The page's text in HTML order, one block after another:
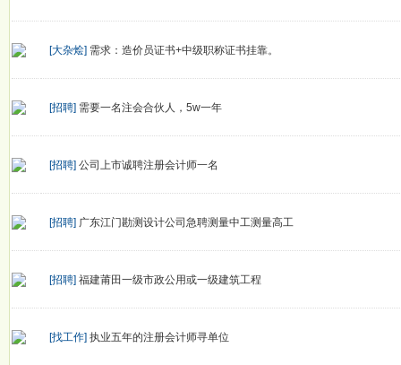
[大杂烩] 需求：造价员证书+中级职称证书挂靠。
[招聘] 需要一名注会合伙人，5w一年
[招聘] 公司上市诚聘注册会计师一名
[招聘] 广东江门勘测设计公司急聘测量中工测量高工
[招聘] 福建莆田一级市政公用或一级建筑工程
[找工作] 执业五年的注册会计师寻单位